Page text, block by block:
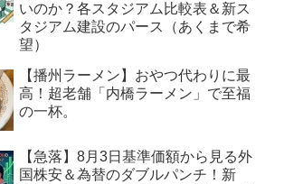
いのか？各スタジアム比較表＆新ス
タジアム建設のパース（あくまで希
望）
【播州ラーメン】おやつ代わりに最
高！超老舗「内橋ラーメン」で至福
の一杯。
【急落】8月3日基準価額から見る外
国株安＆為替のダブルパンチ！新